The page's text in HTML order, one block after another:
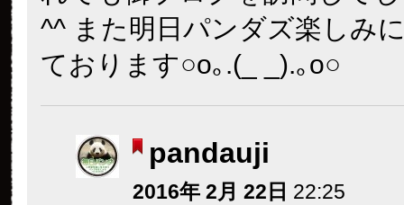
^^ また明日パンダズ楽しみ
ております○o｡.(_ _).｡o○
pandauji
2016年 2月 22日 22:25